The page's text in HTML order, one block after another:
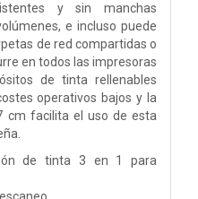
y sin manchas
e incluso puede
de red compartidas o
en todos las impresoras
de tinta rellenables
operativos bajos y la
cm facilita el uso de esta
de tinta 3 en 1 para